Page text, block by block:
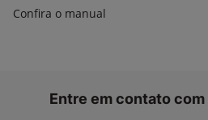
Confira o manual
Entre em contato com